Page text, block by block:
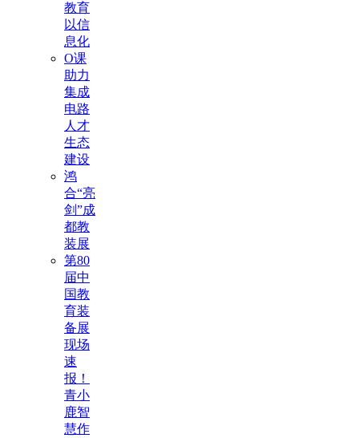
教育
以信
息化
O课
助力
集成
电路
人才
生态
建设
鸿
合“亮
剑”成
都教
装展
第80
届中
国教
育装
备展
现场
速
报！
青小
鹿智
慧作